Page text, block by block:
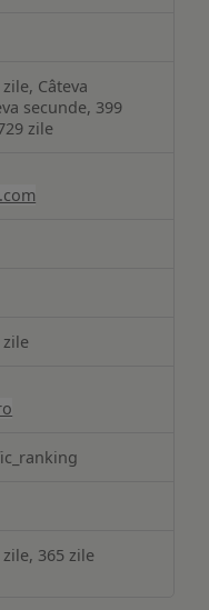
zile, Câteva
secunde, 399
zile
zile
zile, 365 zile